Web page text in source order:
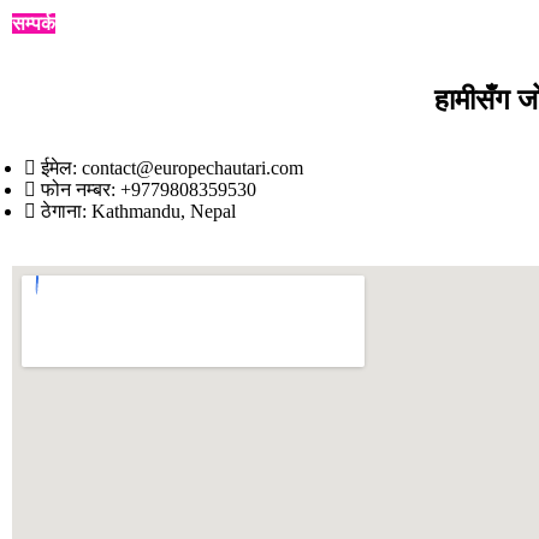
सम्पर्क
हामीसँग
ईमेल: contact@europechautari.com
फोन नम्बर: +9779808359530
ठेगाना: Kathmandu, Nepal